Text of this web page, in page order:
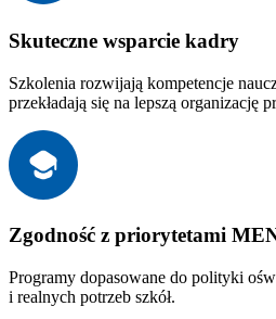
Skuteczne wsparcie kadry
Szkolenia rozwijają kompetencje
przekładają się na lepszą organizację
Zgodność z priorytetami
Programy dopasowane do polityki
i realnych potrzeb szkół.